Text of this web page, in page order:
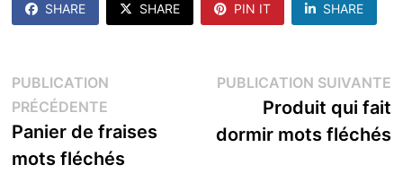
SHARE SHARE PIN IT SHARE
Navigation
de
l’article
PUBLICATION
PRÉCÉDENTEPublication
précédente :
Panier de fraises
mots fléchés
PUBLICATION SUIVANTE
Produit qui fait
dormir mots fléchés